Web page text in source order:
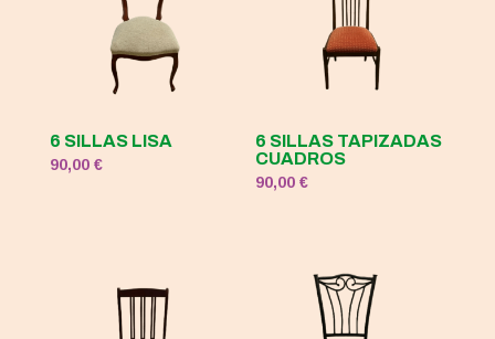
6 SILLAS LISA
90,00 €
6 SILLAS TAPIZADAS
CUADROS
90,00€